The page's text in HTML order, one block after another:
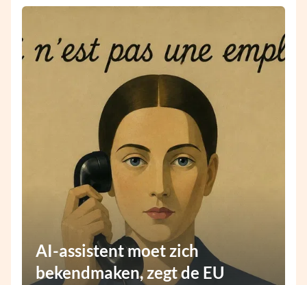
AI-assistent moet zich
bekendmaken, zegt de EU